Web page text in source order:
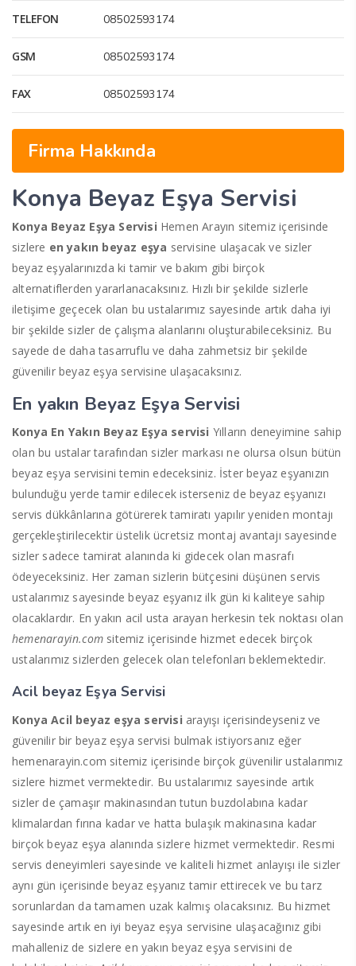
TELEFON 08502593174
GSM 08502593174
FAX 08502593174
Firma Hakkında
Konya Beyaz Eşya Servisi
Konya Beyaz Eşya Servisi Hemen Arayın sitemiz içerisinde
sizlere en yakın beyaz eşya servisine ulaşacak ve sizler
beyaz eşyalarınızda ki tamir ve bakım gibi birçok
alternatiflerden yararlanacaksınız. Hızlı bir şekilde sizlerle
iletişime geçecek olan bu ustalarımız sayesinde artık daha iyi
bir şekilde sizler de çalışma alanlarını oluşturabileceksiniz. Bu
sayede de daha tasarruflu ve daha zahmetsiz bir şekilde
güvenilir beyaz eşya servisine ulaşacaksınız.
En yakın Beyaz Eşya Servisi
Konya En Yakın Beyaz Eşya servisi Yılların deneyimine sahip
olan bu ustalar tarafından sizler markası ne olursa olsun bütün
beyaz eşya servisini temin edeceksiniz. İster beyaz eşyanızın
bulunduğu yerde tamir edilecek isterseniz de beyaz eşyanızı
servis dükkânlarına götürerek tamiratı yapılır yeniden montajı
gerçekleştirilecektir üstelik ücretsiz montaj avantajı sayesinde
sizler sadece tamirat alanında ki gidecek olan masrafı
ödeyeceksiniz. Her zaman sizlerin bütçesini düşünen servis
ustalarımız sayesinde beyaz eşyanız ilk gün ki kaliteye sahip
olacaklardır. En yakın acil usta arayan herkesin tek noktası olan
hemenarayin.com sitemiz içerisinde hizmet edecek birçok
ustalarımız sizlerden gelecek olan telefonları beklemektedir.
Acil beyaz Eşya Servisi
Konya Acil beyaz eşya servisi arayışı içerisindeyseniz ve
güvenilir bir beyaz eşya servisi bulmak istiyorsanız eğer
hemenarayin.com sitemiz içerisinde birçok güvenilir ustalarımız
sizlere hizmet vermektedir. Bu ustalarımız sayesinde artık
sizler de çamaşır makinasından tutun buzdolabına kadar
klimalardan fırına kadar ve hatta bulaşık makinasına kadar
birçok beyaz eşya alanında sizlere hizmet vermektedir. Resmi
servis deneyimleri sayesinde ve kaliteli hizmet anlayışı ile sizler
aynı gün içerisinde beyaz eşyanız tamir ettirecek ve bu tarz
sorunlardan da tamamen uzak kalmış olacaksınız. Bu hizmet
sayesinde artık en iyi beyaz eşya servisine ulaşacağınız gibi
mahalleniz de sizlere en yakın beyaz eşya servisini de